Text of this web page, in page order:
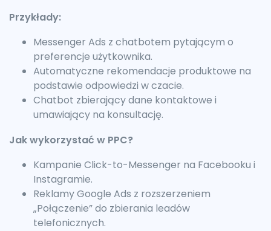
Przykłady:
Messenger Ads z chatbotem pytającym o
preferencje użytkownika.
Automatyczne rekomendacje produktowe na
podstawie odpowiedzi w czacie.
Chatbot zbierający dane kontaktowe i
umawiający na konsultację.
Jak wykorzystać w PPC?
Kampanie Click-to-Messenger na Facebooku i
Instagramie.
Reklamy Google Ads z rozszerzeniem
„Połączenie” do zbierania leadów
telefonicznych.